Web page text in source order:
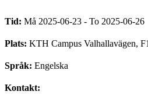
Tid: Må 2025-06-23 - To 2025-06-26
Plats: KTH Campus Valhallavägen,
Språk: Engelska
Kontakt: